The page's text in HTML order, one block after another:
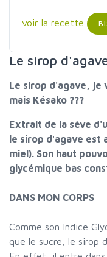
voir la recette
Le sirop
Le sirop d'agave, je
mais Késako ???
Extrait de la sève
le sirop d'agave est
miel). Son haut
glycémique bas
DANS MON CORPS
Comme son Indice
que le sucre, le sirop